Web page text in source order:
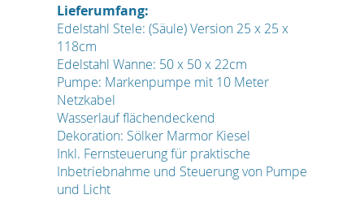
Lieferumfang:
Edelstahl Stele: (Säule) Version 25 x 25 x
118cm
Edelstahl Wanne: 50 x 50 x 22cm
Pumpe: Markenpumpe mit 10 Meter
Netzkabel
Wasserlauf flächendeckend
Dekoration: Sölker Marmor Kiesel
Inkl. Fernsteuerung für praktische
Inbetriebnahme und Steuerung von Pumpe
und Licht